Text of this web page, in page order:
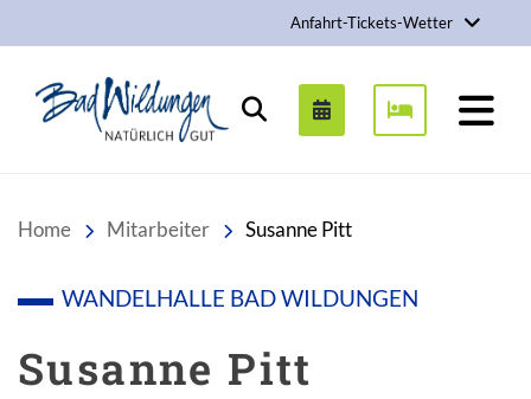
Anfahrt-Tickets-Wetter
Stadt Bad Wildungen
Suchen
Home Mitarbeiter Susanne Pitt
Susanne Pitt
WANDELHALLE BAD WILDUNGEN